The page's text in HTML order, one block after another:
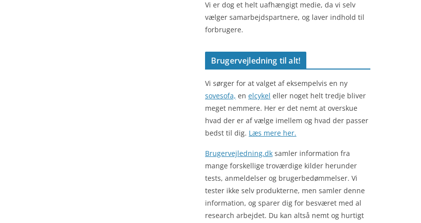
Vi er dog et helt uafhængigt medie, da vi selv
vælger samarbejdspartnere, og laver indhold til
forbrugere.
Brugervejledning til alt!
Vi sørger for at valget af eksempelvis en ny
sovesofa, en elcykel eller noget helt tredje bliver
meget nemmere. Her er det nemt at overskue
hvad der er af vælge imellem og hvad der passer
bedst til dig. Læs mere her.
Brugervejledning.dk samler information fra
mange forskellige troværdige kilder herunder
tests, anmeldelser og brugerbedømmelser. Vi
tester ikke selv produkterne, men samler denne
information, og sparer dig for besværet med al
research arbejdet. Du kan altså nemt og hurtigt